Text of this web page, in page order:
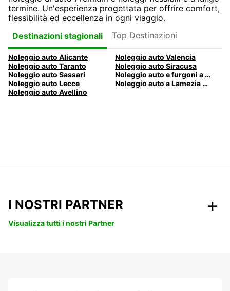
termine. Un'esperienza progettata per offrire comfort,
flessibilità ed eccellenza in ogni viaggio.
Destinazioni stagionali
Top Destinazioni
Noleggio auto Alicante
Noleggio auto Valencia
Noleggio auto Taranto
Noleggio auto Siracusa
Noleggio auto Sassari
Noleggio auto e furgoni a Pescara
Noleggio auto Lecce
Noleggio auto a Lamezia Terme, Italia
Noleggio auto Avellino
I NOSTRI PARTNER
Visualizza tutti i nostri Partner